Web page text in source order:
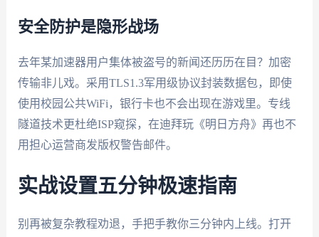
安全防护是隐形战场
去年某加速器用户集体被盗号的新闻还历历在目？加密
传输非儿戏。采用TLS1.3军用级协议封装数据包，即使
使用校园公共WiFi，银行卡也不会出现在游戏里。专线
隧道技术更杜绝ISP窥探，在迪拜玩《明日方舟》再也不
用担心运营商发版权警告邮件。
实战设置五分钟极速指南
别再被复杂教程劝退，手把手教你三分钟内上线。打开